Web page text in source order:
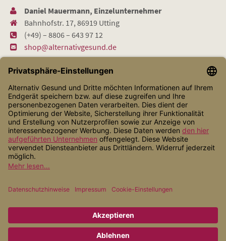
Daniel Mauermann, Einzelunternehmer
Bahnhofstr. 17, 86919 Utting
(+49) – 8806 – 643 97 12
shop@alternativgesund.de
Shop Service
Informationen
Zahlungsarten
* Alle Preise inkl. gesetzl. Mehrwertsteuer zzgl.
nicht anders angegeben.